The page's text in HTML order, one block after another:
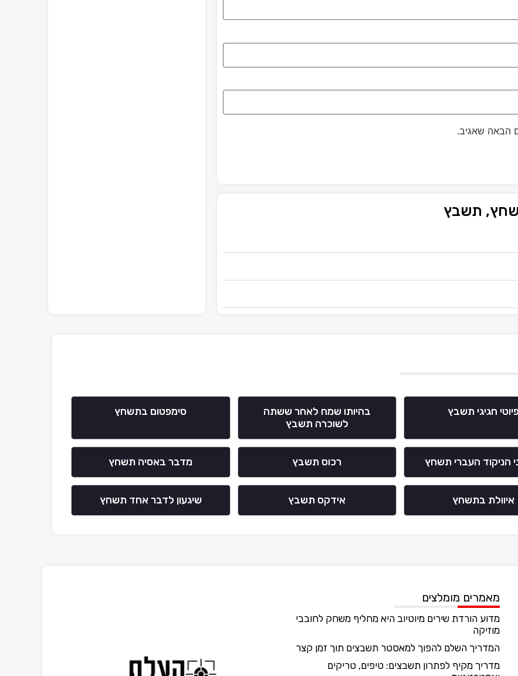
הבאה שאגיב.
תשבץ
חגיגי תשבץ
בהיותו שמח לאחר ששתה
לשוכרה תשבץ
סימפטום בתשחץ
הניקוד העברי תשחץ רכוס תשבץ מדבר באסיה תשחץ
איוולת בתשחץ אידקס תשבץ שיגעון לדבר אחד תשחץ
מאמרים מומלצים
מדוע הורדת שירים מיוטיוב היא מחליף משחק לחובבי
מוזיקה
המדריך השלם להפוך למאסטר תשבצים תוך זמן קצר
מדריך מקיף לפתרון תשבצים: טיפים, טריקים